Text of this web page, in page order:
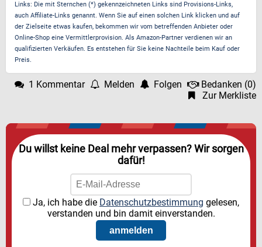
Links: Die mit Sternchen (*) gekennzeichneten Links sind Provisions-Links,
auch Affiliate-Links genannt. Wenn Sie auf einen solchen Link klicken und auf
der Zielseite etwas kaufen, bekommen wir vom betreffenden Anbieter oder
Online-Shop eine Vermittlerprovision. Als Amazon-Partner verdienen wir an
qualifizierten Verkäufen. Es entstehen für Sie keine Nachteile beim Kauf oder
Preis.
1 Kommentar Melden Folgen Bedanken (0)
Zur Merkliste
Du willst keine Deal mehr verpassen? Wir sorgen
dafür!
Ja, ich habe die Datenschutzbestimmung gelesen,
verstanden und bin damit einverstanden.